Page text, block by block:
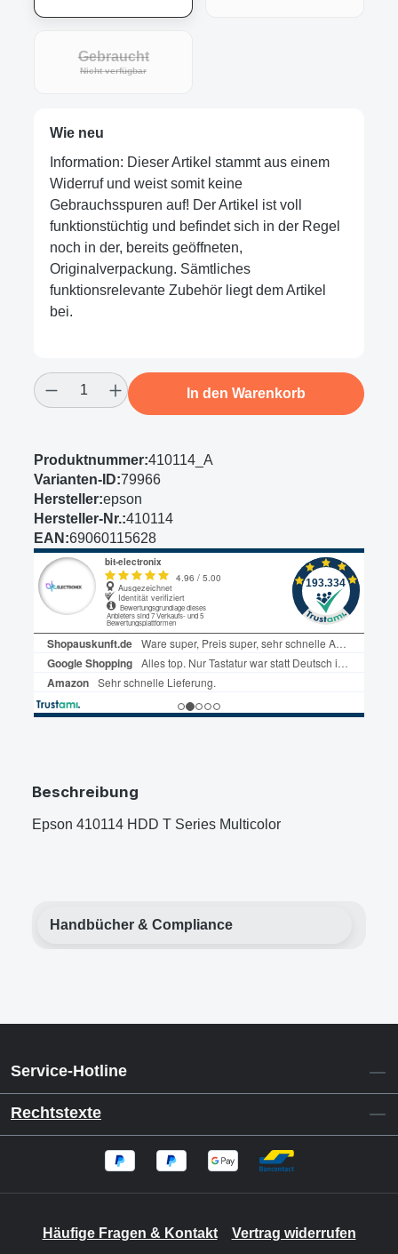
Gebraucht
Nicht verfügbar
Wie neu
Information: Dieser Artikel stammt aus einem
Widerruf und weist somit keine
Gebrauchsspuren auf! Der Artikel ist voll
funktionstüchtig und befindet sich in der Regel
noch in der, bereits geöffneten,
Originalverpackung. Sämtliches
funktionsrelevante Zubehör liegt dem Artikel
bei.
Produkt Anzahl: Gib den gewünschten
In den Warenkorb
Produktnummer:410114_A
Varianten-ID:79966
Hersteller:epson
Hersteller-Nr.:410114
EAN:69060115628
Beschreibung
Epson 410114 HDD T Series Multicolor
Handbücher & Compliance
Service-Hotline
Rechtstexte
Häufige Fragen & Kontakt Vertrag widerrufen